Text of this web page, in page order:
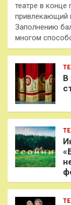
театре в
привлекающий
Заполнению
многом
В